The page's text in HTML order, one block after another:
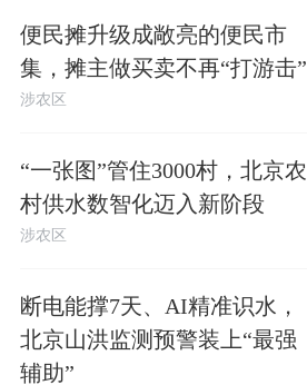
便民摊升级成敞亮的便民市
集，摊主做买卖不再“打游击”
涉农区
“一张图”管住3000村，北京农
村供水数智化迈入新阶段
涉农区
断电能撑7天、AI精准识水，
北京山洪监测预警装上“最强
辅助”